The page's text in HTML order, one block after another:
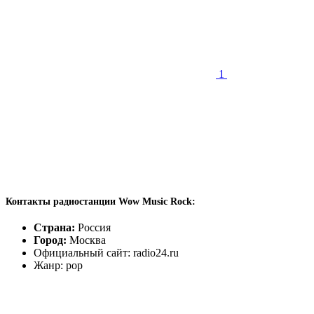
1
Контакты радиостанции Wow Music Rock:
Страна: Россия
Город: Москва
Официальный сайт: radio24.ru
Жанр: pop